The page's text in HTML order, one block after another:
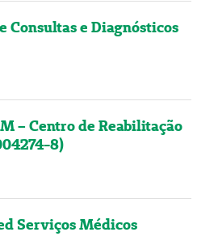
Consultas e Diagnósticos
– Centro de Reabilitação
8)
Serviços Médicos